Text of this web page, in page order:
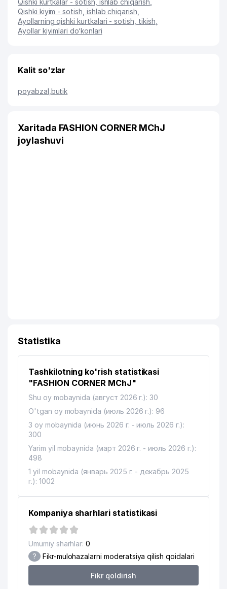
Qishki kurtkalar - sotish, ishlab chiqarish
Qishki kiyim - sotish, ishlab chiqarish
Ayollarning qishki kurtkalari - sotish, tikish
Ayollar kiyimlari do‘konlari
Kalit so'zlar
poyabzal butik
Xaritada FASHION CORNER MChJ
joylashuvi
Statistika
Tashkilotning ko'rish statistikasi
"FASHION CORNER MChJ"
Shu oy mobaynida (август 2026 г.): 30
O'tgan oy mobaynida (июль 2026 г.): 96
3 oy mobaynida (июнь 2026 г. - июль 2026 г.):
300
Yarim yil mobaynida (март 2026 г. - июль 2026 г.):
498
1 yil mobaynida (январь 2025 г. - декабрь 2025
г.): 1002
Kompaniya sharhlari statistikasi
Umumiy sharhlar: 0
? Fikr-mulohazalarni moderatsiya qilish qoidalari
Fikr qoldirish